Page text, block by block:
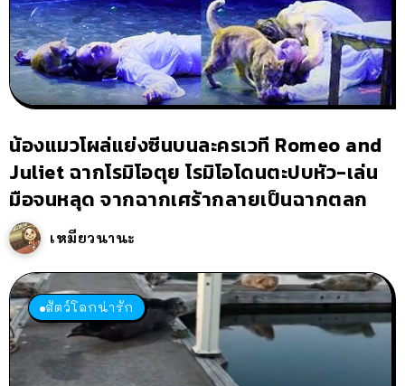
น้องแมวโผล่แย่งซีนบนละครเวที Romeo and
Juliet ฉากโรมิโอตุย โรมิโอโดนตะปบหัว-เล่น
มือจนหลุด จากฉากเศร้ากลายเป็นฉากตลก
เหมียวนานะ
สัตว์โลกน่ารัก